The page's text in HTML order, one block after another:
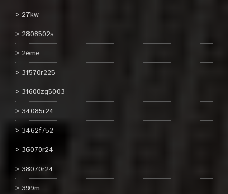
27kw
2808502s
2ème
31570r225
31600zg5003
34085r24
3462f752
36070r24
38070r24
399m